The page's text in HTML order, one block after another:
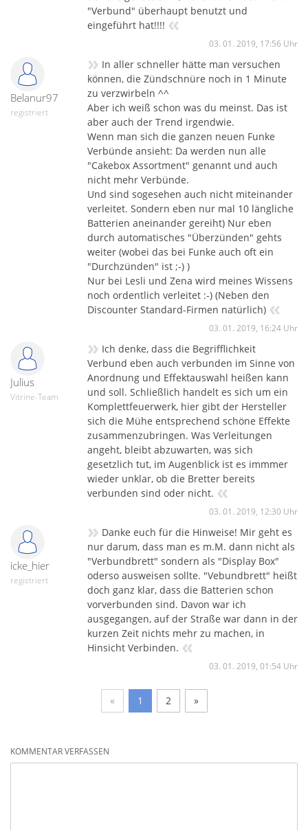
"Verbund" überhaupt benutzt und
eingeführt hat!!!! «
03. 01. 2019, 17:56 Uhr
Belanur97
registriert
» In aller schneller hätte man versuchen
können, die Zündschnüre noch in 1 Minute
zu verzwirbeln ^^
Aber ich weiß schon was du meinst. Das ist
aber auch der Trend irgendwie.
Wenn man sich die ganzen neuen Funke
Verbünde ansieht: Da werden nun alle
"Cakebox Assortment" genannt und auch
nicht mehr Verbünde.
Und sind sogesehen auch nicht miteinander
verleitet. Sondern eben nur mal 10 längliche
Batterien aneinander gereiht) Nur eben
durch automatisches "Überzünden" gehts
weiter (wobei das bei Funke auch oft ein
"Durchzünden" ist ;-) )
Nur bei Lesli und Zena wird meines Wissens
noch ordentlich verleitet :-) (Neben den
Discounter Standard-Firmen natürlich) «
03. 01. 2019, 16:24 Uhr
Julius
Vitrine-Team
» Ich denke, dass die Begrifflichkeit
Verbund eben auch verbunden im Sinne von
Anordnung und Effektauswahl heißen kann
und soll. Schließlich handelt es sich um ein
Komplettfeuerwerk, hier gibt der Hersteller
sich die Mühe entsprechend schöne Effekte
zusammenzubringen. Was Verleitungen
angeht, bleibt abzuwarten, was sich
gesetzlich tut, im Augenblick ist es immmer
wieder unklar, ob die Bretter bereits
verbunden sind oder nicht. «
03. 01. 2019, 12:30 Uhr
icke_hier
registriert
» Danke euch für die Hinweise! Mir geht es
nur darum, dass man es m.M. dann nicht als
"Verbundbrett" sondern als "Display Box"
oderso ausweisen sollte. "Vebundbrett" heißt
doch ganz klar, dass die Batterien schon
vorverbunden sind. Davon war ich
ausgegangen, auf der Straße war dann in der
kurzen Zeit nichts mehr zu machen, in
Hinsicht Verbinden. «
03. 01. 2019, 01:54 Uhr
« 1 2 »
KOMMENTAR VERFASSEN